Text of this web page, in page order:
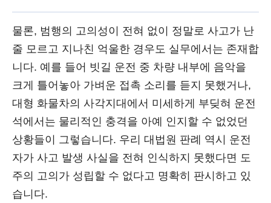
물론, 범행의 고의성이 전혀 없이 정말로 사고가 난
줄 모르고 지나친 억울한 경우도 실무에서는 존재합
니다. 예를 들어 빗길 운전 중 차량 내부에 음악을
크게 틀어놓아 가벼운 접촉 소리를 듣지 못했거나,
대형 화물차의 사각지대에서 미세하게 부딪혀 운전
석에서는 물리적인 충격을 아예 인지할 수 없었던
상황들이 그렇습니다. 우리 대법원 판례 역시 운전
자가 사고 발생 사실을 전혀 인식하지 못했다면 도
주의 고의가 성립할 수 없다고 명확히 판시하고 있
습니다.